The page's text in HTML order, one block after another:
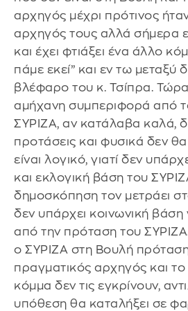
αρχηγός μέχρι πρότινος
αρχηγός τους αλλά σήμερα
και έχει φτιάξει ένα άλλο
πάμε εκεί” και εν τω μεταξύ
βλέφαρο του κ. Τσίπρα.
αμήχανη συμπεριφορά από
ΣΥΡΙΖΑ, αν κατάλαβα καλά,
προτάσεις και φυσικά δεν
είναι λογικό, γιατί δεν
και εκλογική βάση του
δημοσκόπηση τον μετράει
δεν υπάρχει κοινωνική
από την πρόταση του
ο ΣΥΡΙΖΑ στη Βουλή
πραγματικός αρχηγός και
κόμμα δεν τις εγκρίνουν,
υπόθεση θα καταλήξει σε